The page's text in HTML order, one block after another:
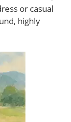
or casual
highly